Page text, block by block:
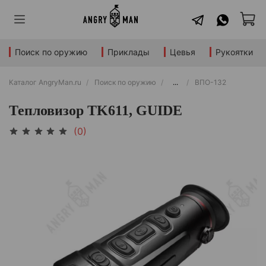
Поиск по оружию Приклады Цевья Рукоятки
Каталог AngryMan.ru Поиск по оружию ... ВПО-132
Тепловизор TK611, GUIDE
(0)